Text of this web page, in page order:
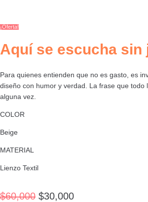
¡Oferta!
Aquí se escucha sin
Para quienes entienden que no es gasto, es
diseño con humor y verdad. La frase que todo
alguna vez.
COLOR
Beige
MATERIAL
Lienzo Textil
$60,000 $30,000